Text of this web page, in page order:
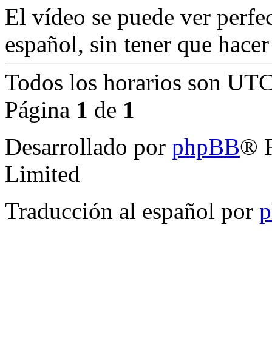
El vídeo se puede ver
español, sin tener que
Todos los horarios son
Página 1 de 1
Desarrollado por phpBB®
Limited
Traducción al español por